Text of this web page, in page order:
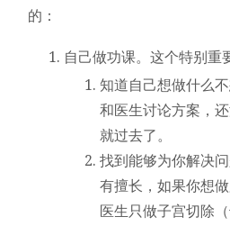
的：
自己做功课。这个特别重
知道自己想做什么
和医生讨论方案，
就过去了。
找到能够为你解决
有擅长，如果你想
医生只做子宫切除